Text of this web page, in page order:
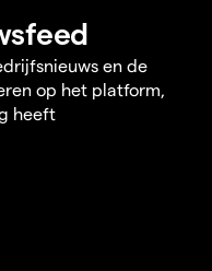
en de
op het platform,
heeft